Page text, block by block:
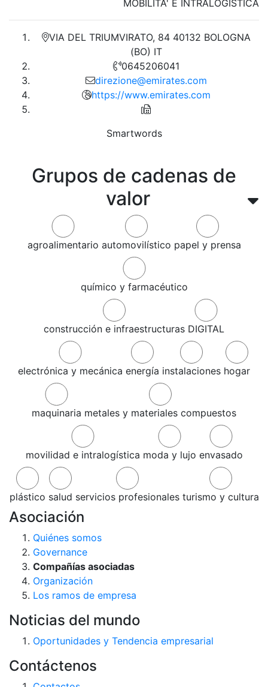
Grupos de cadenas de
valor
agroalimentario automovilístico papel y prensa
químico y farmacéutico
construcción e infraestructuras DIGITAL
electrónica y mecánica energía instalaciones hogar
maquinaria metales y materiales compuestos
movilidad e intralogística moda y lujo envasado
plástico salud servicios profesionales turismo y cultura
MOBILITA' E INTRALOGISTICA
VIA DEL TRIUMVIRATO, 84 40132 BOLOGNA
(BO) IT
0645206041
direzione@emirates.com
https://www.emirates.com
Smartwords
Asociación
Quiénes somos
Governance
Compañías asociadas
Organización
Los ramos de empresa
Noticias del mundo
Oportunidades y Tendencia empresarial
Contáctenos